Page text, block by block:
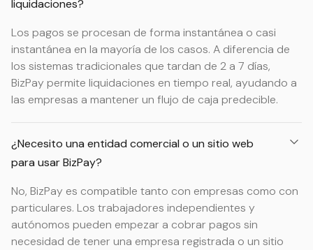
liquidaciones?
Los pagos se procesan de forma instantánea o casi
instantánea en la mayoría de los casos. A diferencia de
los sistemas tradicionales que tardan de 2 a 7 días,
BizPay permite liquidaciones en tiempo real, ayudando a
las empresas a mantener un flujo de caja predecible.
¿Necesito una entidad comercial o un sitio web
para usar BizPay?
No, BizPay es compatible tanto con empresas como con
particulares. Los trabajadores independientes y
autónomos pueden empezar a cobrar pagos sin
necesidad de tener una empresa registrada o un sitio